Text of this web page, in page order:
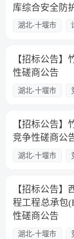
库综合安全防
湖北-十堰市
【招标公告
性磋商公告
湖北-十堰市
【招标公告
竞争性磋商公
湖北-十堰市
【招标公告
程工程总承包
性磋商公告
湖北-十堰市